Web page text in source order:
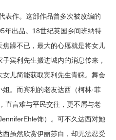
表作。这部作品曾多次被改编的
年出品。18世纪英国乡间班纳特
躁不已，最大的心愿就是将女儿
宾利先生搬进城内的消息传来，
儿简能获取宾利先生青睐。舞会
姐。而宾利的老友达西（柯林·菲
直言难与平民交往，更不屑与老
饰）。可不久达西对她
虽然欣赏伊丽莎白，却无法忍受